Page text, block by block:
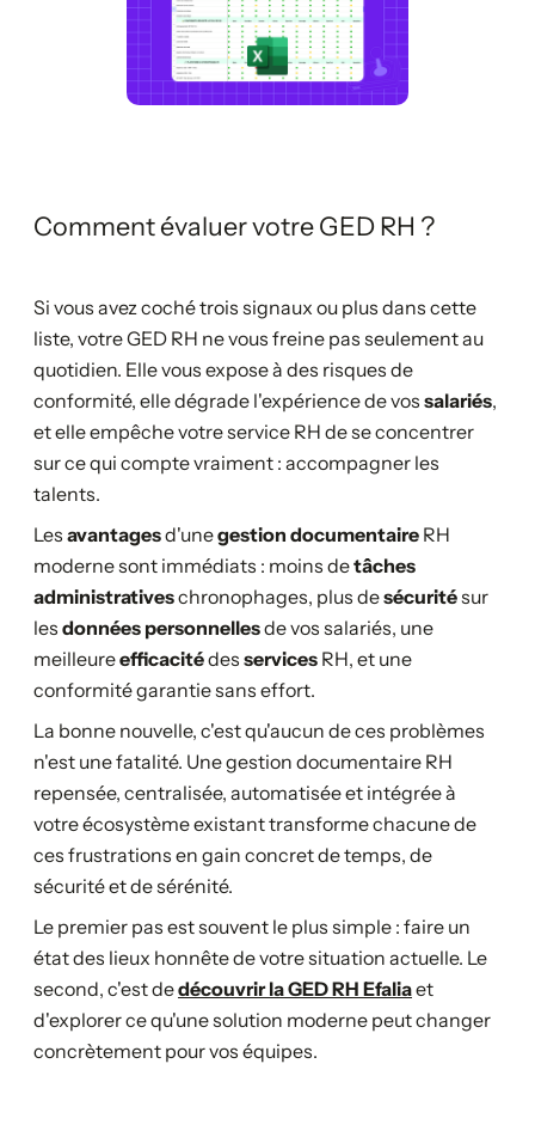
Comment évaluer votre GED RH ?
Si vous avez coché trois signaux ou plus dans cette
liste, votre GED RH ne vous freine pas seulement au
quotidien. Elle vous expose à des risques de
conformité, elle dégrade l'expérience de vos salariés,
et elle empêche votre service RH de se concentrer
sur ce qui compte vraiment : accompagner les
talents.
Les avantagesd'unegestion documentaire RH
moderne sont immédiats : moins detâches
administrativeschronophages, plus desécuritésur
les données personnellesde vos salariés, une
meilleureefficacitédes services RH, et une
conformité garantie sans effort.
La bonne nouvelle, c'est qu'aucun de ces problèmes
n'est une fatalité. Une gestion documentaire RH
repensée, centralisée, automatisée et intégrée à
votre écosystème existant transforme chacune de
ces frustrations en gain concret de temps, de
sécurité et de sérénité.
Le premier pas est souvent le plus simple : faire un
état des lieux honnête de votre situation actuelle. Le
second, c'est dedécouvrir la GED RH Efaliaet
d'explorer ce qu'une solution moderne peut changer
concrètement pour vos équipes.